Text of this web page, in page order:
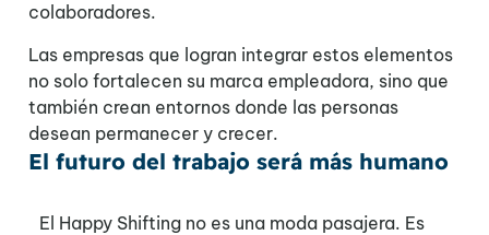
colaboradores.
Las empresas que logran integrar estos elementos
no solo fortalecen su marca empleadora, sino que
también crean entornos donde las personas
desean permanecer y crecer.
El futuro del trabajo será más humano
El Happy Shifting no es una moda pasajera. Es